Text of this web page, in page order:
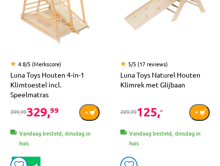
4.8/5 (Merkscore)
Luna Toys Houten 4-in-1
Klimtoestel incl.
Speelmatras
399,99329,99
Vandaag besteld, dinsdag in
huis
5/5 (17 reviews)
Luna Toys Naturel Houten
Klimrek met Glijbaan
209,99125,-
Vandaag besteld, dinsdag in
huis